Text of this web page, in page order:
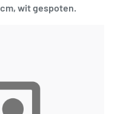
wit gespoten.